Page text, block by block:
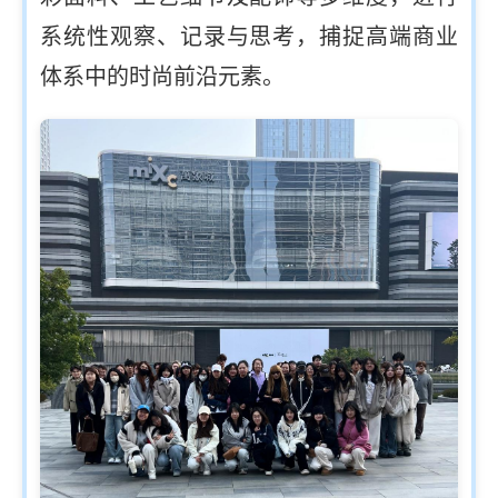
系统性观察、记录与思考，捕捉高端商业
体系中的时尚前沿元素。